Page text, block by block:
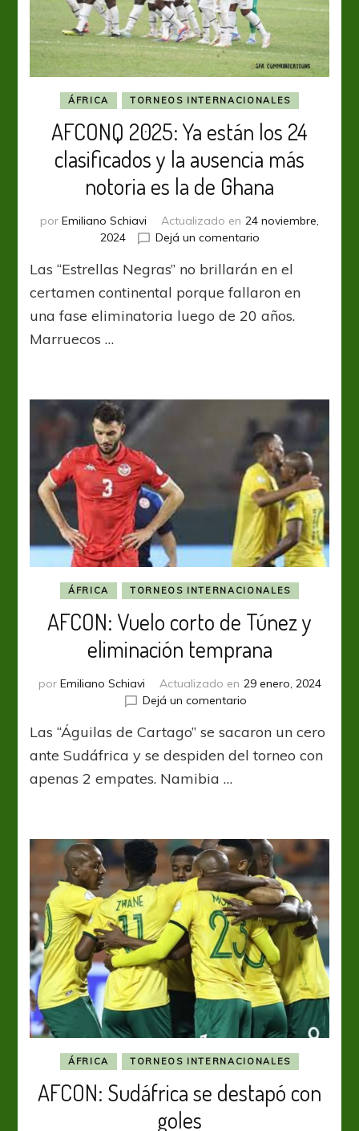
ÁFRICA TORNEOS INTERNACIONALES
AFCONQ 2025: Ya están los 24
clasificados y la ausencia más
notoria es la de Ghana
por Emiliano Schiavi Actualizado en 24 noviembre,
2024
Dejá un comentarioen
2025:
Ya
los
ausencia
más
notoria
es
la
de
Ghana
Las “Estrellas Negras” no brillarán en el
certamen continental porque fallaron en
una fase eliminatoria luego de 20 años.
Marruecos …
ÁFRICA TORNEOS INTERNACIONALES
AFCON: Vuelo corto de Túnez y
eliminación temprana
por Emiliano Schiavi Actualizado en 29 enero, 2024
Dejá un comentarioen
Vuelo
corto
Las “Águilas de Cartago” se sacaron un cero
ante Sudáfrica y se despiden del torneo con
apenas 2 empates. Namibia …
ÁFRICA TORNEOS INTERNACIONALES
AFCON: Sudáfrica se destapó con
goles